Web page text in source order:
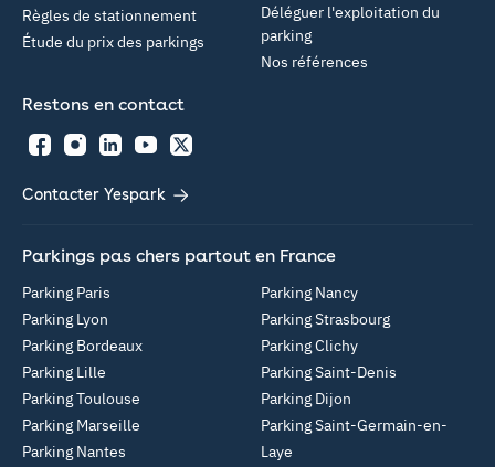
Déléguer l'exploitation du
parking
Nos références
Règles de stationnement
Étude du prix des parkings
Restons en contact
FacebookInstagramLinkedInYouTubeTwitter
Contacter Yespark
Parkings pas chers partout en France
Parking Paris
Parking Lyon
Parking Bordeaux
Parking Lille
Parking Toulouse
Parking Marseille
Parking Nantes
Parking Nancy
Parking Strasbourg
Parking Clichy
Parking Saint-Denis
Parking Dijon
Parking Saint-Germain-en-
Laye